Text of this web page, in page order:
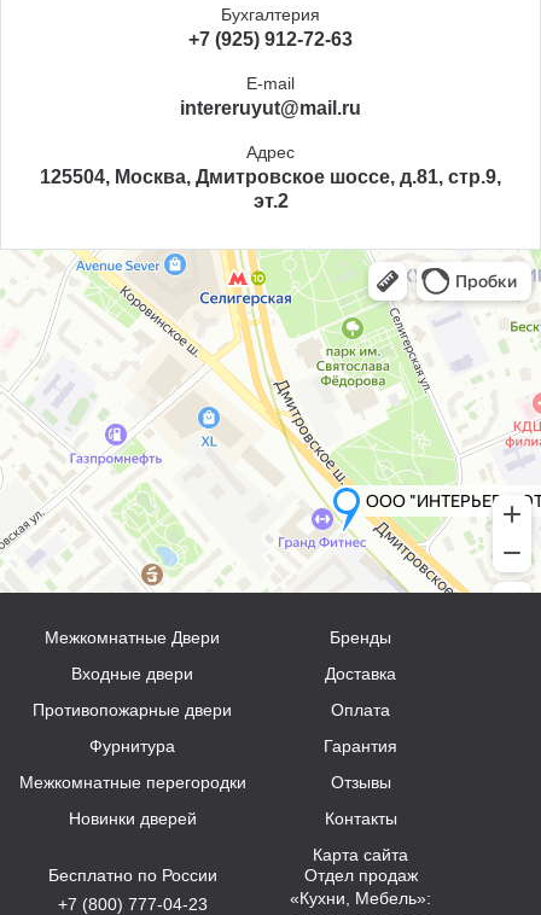
Бухгалтерия
+7 (925) 912-72-63
E-mail
intereruyut@mail.ru
Адрес
125504, Москва, Дмитровское шоссе, д.81, стр.9,
эт.2
Межкомнатные Двери
Входные двери
Противопожарные двери
Фурнитура
Межкомнатные перегородки
Новинки дверей
Бренды
Доставка
Оплата
Гарантия
Отзывы
Контакты
Карта сайта
Бесплатно по России
+7 (800) 777-04-23
Отдел продаж
«Кухни, Мебель»: